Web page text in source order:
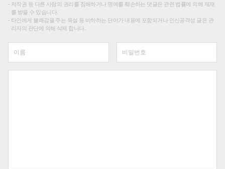
저작권 등 다른 사람의 권리를 침해하거나 명예를 훼손하는 댓글은 관련 법률에 의해 제재
를 받을 수 있습니다.
타인에게 불쾌감을 주는 욕설 등 비하하는 단어가 내용에 포함되거나 인신공격성 글은 관
리자의 판단에 의해 삭제 합니다.